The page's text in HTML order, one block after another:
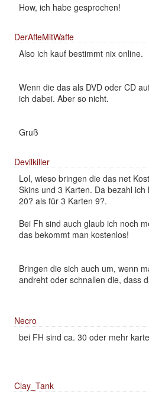
How, ich habe gesprochen!
DerAffeMitWaffe
Also ich kauf bestimmt nix online.
Wenn die das als DVD oder CD
ich dabei. Aber so nicht.
Gruß
Devilkiller
Lol, wieso bringen die das net
Skins und 3 Karten. Da bezahl ich
20? als für 3 Karten 9?.
Bei Fh sind auch glaub ich noch
das bekommt man kostenlos!
Bringen die sich auch um, wenn
andreht oder schnallen die, dass
Necro
bei FH sind ca. 30 oder mehr
Clay_Tank